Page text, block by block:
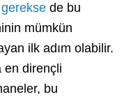
gerekse de bu
mümkün
ilk adım olabilir.
en dirençli
bu